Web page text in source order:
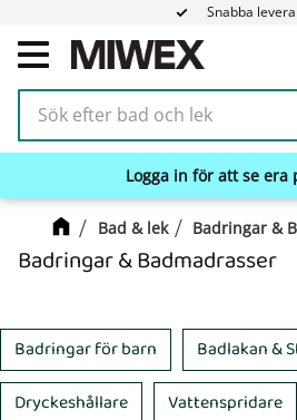
Meny
Snabba
Logga in för att se era
Badringar & Badmadrasser
Bad & lek Badringar &
Badringar för barn
Badlakan &
Dryckeshållare
Vattenspridare